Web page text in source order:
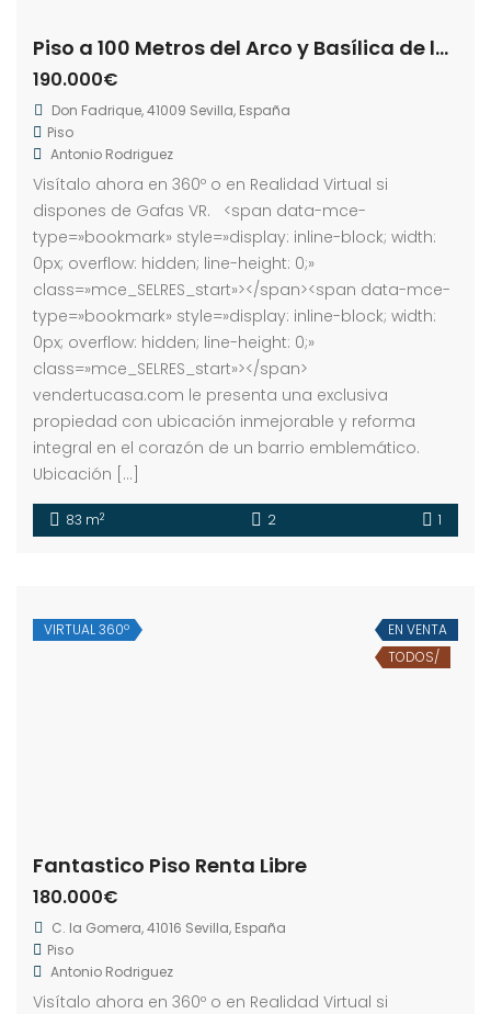
Piso a 100 Metros del Arco y Basílica de la Macarena
190.000€
Don Fadrique, 41009 Sevilla, España
Piso
Antonio Rodriguez
Visítalo ahora en 360º o en Realidad Virtual si
dispones de Gafas VR. <span data-mce-
type=»bookmark» style=»display: inline-block; width:
0px; overflow: hidden; line-height: 0;»
class=»mce_SELRES_start»> </span><span data-mce-
type=»bookmark» style=»display: inline-block; width:
0px; overflow: hidden; line-height: 0;»
class=»mce_SELRES_start»> </span>
vendertucasa.com le presenta una exclusiva
propiedad con ubicación inmejorable y reforma
integral en el corazón de un barrio emblemático.
Ubicación […]
83 m2 2 1
VIRTUAL 360º
EN VENTA
TODOS/
Fantastico Piso Renta Libre
180.000€
C. la Gomera, 41016 Sevilla, España
Piso
Antonio Rodriguez
Visítalo ahora en 360º o en Realidad Virtual si